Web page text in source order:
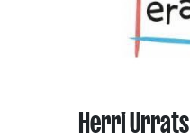
Herri Urrats